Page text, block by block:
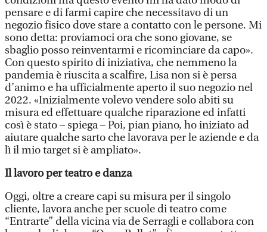
pensare e di farmi capire che necessitavo di un
negozio fisico dove stare a contatto con le persone. Mi
sono detta: proviamoci ora che sono giovane, se
sbaglio posso reinventarmi e ricominciare da capo».
Con questo spirito di iniziativa, che nemmeno la
pandemia è riuscita a scalfire, Lisa non si è persa
d’animo e ha ufficialmente aperto il suo negozio nel
2022. «Inizialmente volevo vendere solo abiti su
misura ed effettuare qualche riparazione ed infatti
così è stato – spiega – Poi, pian piano, ho iniziato ad
aiutare qualche sarto che lavorava per le aziende e da
lì il mio target si è ampliato».
Il lavoro per teatro e danza
Oggi, oltre a creare capi su misura per il singolo
cliente, lavora anche per scuole di teatro come
“Entrarte” della vicina via de Serragli e collabora con